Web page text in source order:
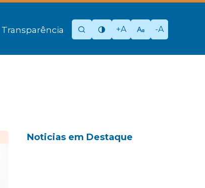
Transparência +A -A
Noticias em Destaque